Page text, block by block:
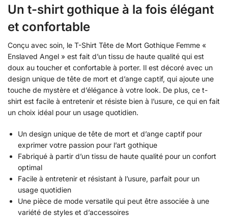
Un t-shirt gothique à la fois élégant
et confortable
Conçu avec soin, le T-Shirt Tête de Mort Gothique Femme «
Enslaved Angel » est fait d’un tissu de haute qualité qui est
doux au toucher et confortable à porter. Il est décoré avec un
design unique de tête de mort et d’ange captif, qui ajoute une
touche de mystère et d’élégance à votre look. De plus, ce t-
shirt est facile à entretenir et résiste bien à l’usure, ce qui en fait
un choix idéal pour un usage quotidien.
Un design unique de tête de mort et d’ange captif pour
exprimer votre passion pour l’art gothique
Fabriqué à partir d’un tissu de haute qualité pour un confort
optimal
Facile à entretenir et résistant à l’usure, parfait pour un
usage quotidien
Une pièce de mode versatile qui peut être associée à une
variété de styles et d’accessoires